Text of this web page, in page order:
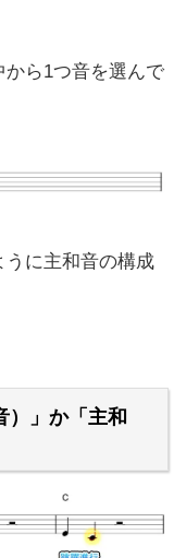
ら1つ音を選んで
に主和音の構成
）」か「主和